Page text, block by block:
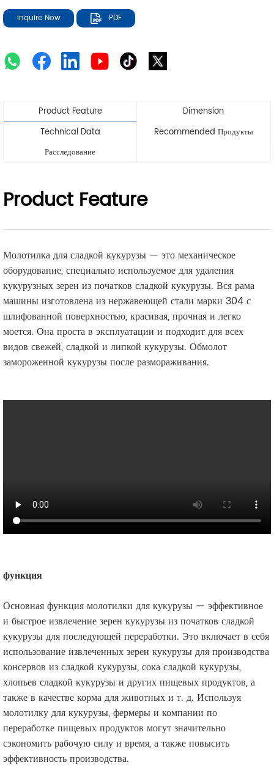
Inquire Now PDF
Product Feature
Dimension
Technical Data
Recommended Продукты
Расследование
Product Feature
Молотилка для сладкой кукурузы — это механическое
оборудование, специально используемое для удаления
кукурузных зерен из початков сладкой кукурузы. Вся рама
машины изготовлена из нержавеющей стали марки 304 с
шлифованной поверхностью, красивая, прочная и легко
моется. Она проста в эксплуатации и подходит для всех
видов свежей, сладкой и липкой кукурузы. Обмолот
замороженной кукурузы после размораживания.
функция
Основная функция молотилки для кукурузы — эффективное
и быстрое извлечение зерен кукурузы из початков сладкой
кукурузы для последующей переработки. Это включает в себя
использование извлеченных зерен кукурузы для производства
консервов из сладкой кукурузы, сока сладкой кукурузы,
хлопьев сладкой кукурузы и других пищевых продуктов, а
также в качестве корма для животных и т. д. Используя
молотилку для кукурузы, фермеры и компании по
переработке пищевых продуктов могут значительно
сэкономить рабочую силу и время, а также повысить
эффективность производства.